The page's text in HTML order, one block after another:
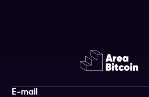
E-mail